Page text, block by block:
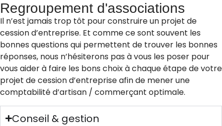
Regroupement d'associations
Il n’est jamais trop tôt pour construire un projet de
cession d’entreprise. Et comme ce sont souvent les
bonnes questions qui permettent de trouver les bonnes
réponses, nous n’hésiterons pas à vous les poser pour
vous aider à faire les bons choix à chaque étape de votre
projet de cession d’entreprise afin de mener une
comptabilité d’artisan / commerçant optimale.
Conseil & gestion